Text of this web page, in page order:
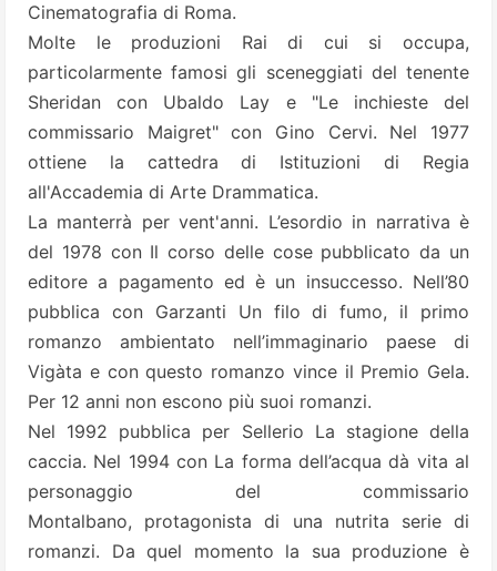
Cinematografia di Roma.
Molte le produzioni Rai di cui si occupa,
particolarmente famosi gli sceneggiati del tenente
Sheridan con Ubaldo Lay e "Le inchieste del
commissario Maigret" con Gino Cervi. Nel 1977
ottiene la cattedra di Istituzioni di Regia
all'Accademia di Arte Drammatica.
La manterrà per vent'anni. L’esordio in narrativa è
del 1978 con Il corso delle cose pubblicato da un
editore a pagamento ed è un insuccesso. Nell’80
pubblica con Garzanti Un filo di fumo, il primo
romanzo ambientato nell’immaginario paese di
Vigàta e con questo romanzo vince il Premio Gela.
Per 12 anni non escono più suoi romanzi.
Nel 1992 pubblica per Sellerio La stagione della
caccia. Nel 1994 con La forma dell’acqua dà vita al
personaggio del commissario
Montalbano, protagonista di una nutrita serie di
romanzi. Da quel momento la sua produzione è